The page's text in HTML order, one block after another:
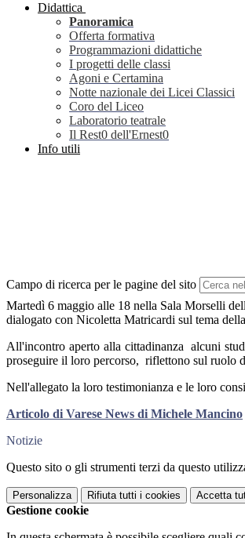
Didattica
Panoramica
Offerta formativa
Programmazioni didattiche
I progetti delle classi
Agoni e Certamina
Notte nazionale dei Licei Classici
Coro del Liceo
Laboratorio teatrale
Il Rest0 dell'Ernest0
Info utili
Campo di ricerca per le pagine del sito
Martedì 6 maggio alle 18 nella Sala Morselli
dialogato con Nicoletta Matricardi sul tema della
All'incontro aperto alla cittadinanza alcuni
proseguire il loro percorso, riflettono sul ruolo
Nell'allegato la loro testimonianza e le loro
Articolo di Varese News di Michele Mancino
Notizie
Questo sito o gli strumenti terzi da questo
Personalizza Rifiuta tutti i cookies Accetta
Gestione cookie